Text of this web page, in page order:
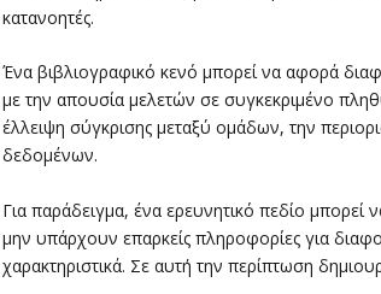
κατανοητές.
Ένα βιβλιογραφικό κενό μπορεί να αφορά
με την απουσία μελετών σε συγκεκριμένο
έλλειψη σύγκρισης μεταξύ ομάδων, την
δεδομένων.
Για παράδειγμα, ένα ερευνητικό πεδίο
μην υπάρχουν επαρκείς πληροφορίες για
χαρακτηριστικά. Σε αυτή την περίπτωση